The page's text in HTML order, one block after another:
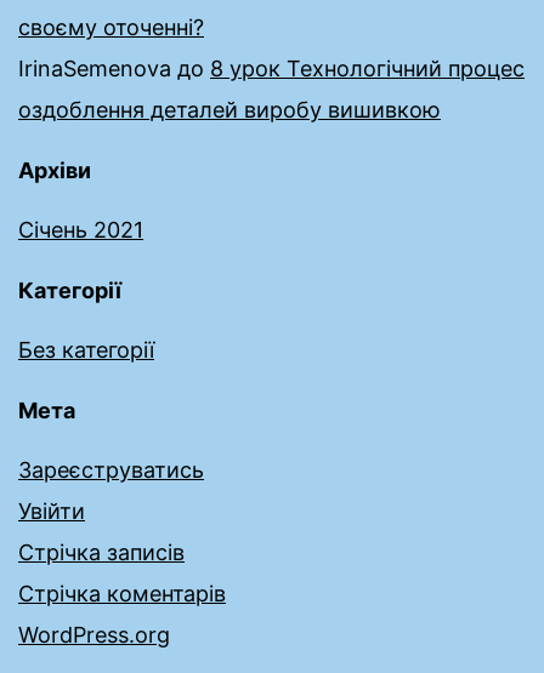
своєму оточенні?
IrinaSemenova до 8 урок Технологічний процес
оздоблення деталей виробу вишивкою
Архіви
Січень 2021
Категорії
Без категорії
Мета
Зареєструватись
Увійти
Стрічка записів
Стрічка коментарів
WordPress.org